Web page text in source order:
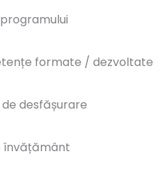
formate / dezvoltate
de desfășurare
învățământ